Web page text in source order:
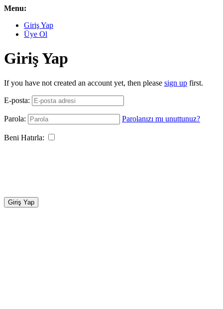
Menu:
Giriş Yap
Üye Ol
Giriş Yap
If you have not created an account yet, then please sign up first.
E-posta:
Parola: Parolanızı mı unuttunuz?
Beni Hatırla:
Giriş Yap